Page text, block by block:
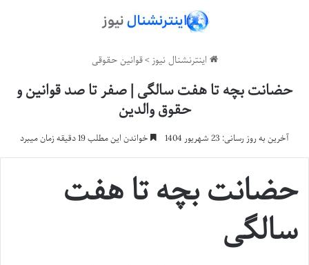
اینترنشنال نیوز>قوانین حقوقی
حضانت بچه تا هفت سالگی | صفر تا صد قوانین و
حقوق والدین
آخرین به روز رسانی: 23 شهریور 1404 خواندن این مطلب 19 دقیقه زمان میبرد
حضانت بچه تا هفت
سالگی